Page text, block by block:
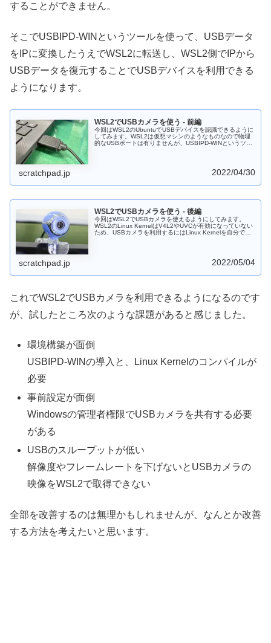
することができません。
そこでUSBIPD-WINというツールを使って、USBデータ
をIPに変換したうえでWSL2に転送し、WSL2側でIPから
USBデータを復元することでUSBデバイスを利用できる
ようになります。
WSL2でUSBカメラを使う - 前編
今回はWSL2のUbuntuでUSBデバイスを認識できるように
してみます。WSL2は仮想マシンのようなものなので物理
的なUSBポートは有りませんが、USBIPD-WINというツー
scratchpad.jp 2022/04/30
WSL2でUSBカメラを使う - 後編
今回はWSL2でUSBカメラを使えるようにしてみます。
WSL2のLinux KernelはV4L2やUVCが有効になっていない
ため、USBカメラを利用するにはLinux Kernelを自分でコ
scratchpad.jp 2022/05/04
これでWSL2でUSBカメラを利用できるようになるのです
が、試したところ次のような課題があると感じました。
環境構築が面倒
USBIPD-WINの導入と、Linux Kernelのコンパイルが
必要
事前設定が面倒
Windowsの管理者権限でUSBカメラを共有する必要
がある
USBのスループットが低い
解像度やフレームレートを下げないとUSBカメラの
映像をWSL2で取得できない
全部を改善するのは無理かもしれませんが、なんとか改善
する方法を考えたいと思います。